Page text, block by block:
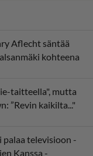
Aflecht säntää
kohteena
taitteella", mutta
”Revin kaikilta..."
televisioon -
Kanssa -